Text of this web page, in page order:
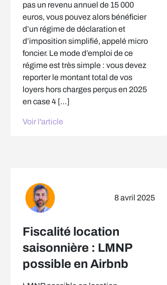
pas un revenu annuel de 15 000
euros, vous pouvez alors bénéficier
d’un régime de déclaration et
d’imposition simplifié, appelé micro
foncier. Le mode d’emploi de ce
régime est très simple : vous devez
reporter le montant total de vos
loyers hors charges perçus en 2025
en case 4 […]
Voir l'article
8 avril 2025
Fiscalité location
saisonnière : LMNP
possible en Airbnb